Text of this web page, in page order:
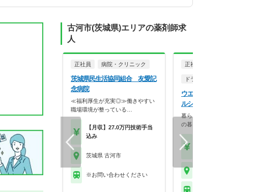
古河市(茨城県)エリアの薬剤師求
人
正社員 病院・クリニック
茨城県民生活協同組合 友愛記
念病院
≪福利厚生が充実◎≫働きやすい
職場環境が整っている…
【月収】27.0万円技術手当
込み
茨城県 古河市
※お問い合わせください
正社員
ドラッグストア（調剤併設
ウエルシア薬局株式会社
ルシア茨城総和店
暮らしを支える仕事だから、
の暮らしも大切に。業…